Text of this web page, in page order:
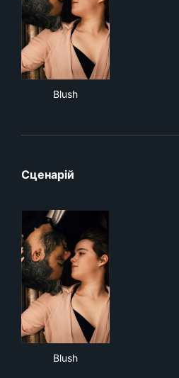
Blush
Сценарій
Blush